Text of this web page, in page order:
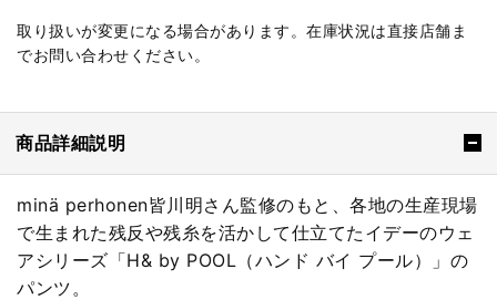
取り扱いが変更になる場合があります。在庫状況は直接店舗ま
でお問い合わせください。
商品詳細説明
minä perhonen皆川明さん監修のもと、各地の生産現場
で生まれた残反や残糸を活かして仕立てたイデーのウェ
アシリーズ「H& by POOL（ハンド バイ プール）」の
パンツ。